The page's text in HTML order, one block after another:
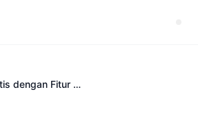
WA API Gratis dengan Fitur Lengkap dan Mudah Digunakan